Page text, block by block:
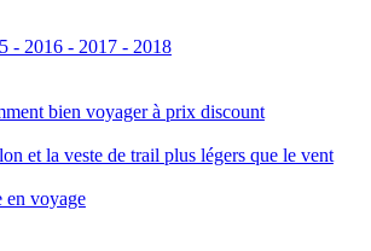
- 2016 - 2017 - 2018
bien voyager à prix discount
et la veste de trail plus légers que le vent
en voyage